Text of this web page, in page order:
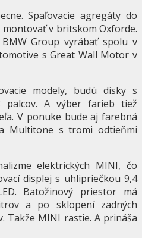
Spaľovacie agregáty do
v britskom Oxforde.
Group vyrábať spolu v
s Great Wall Motor v
modely, budú disky s
A výber farieb tiež
V ponuke bude aj farebná
Multitone s tromi odtieňmi
elektrických MINI, čo
displej s uhlipriečkou 9,4
Batožinový priestor má
a po sklopení zadných
Takže MINI rastie. A prináša